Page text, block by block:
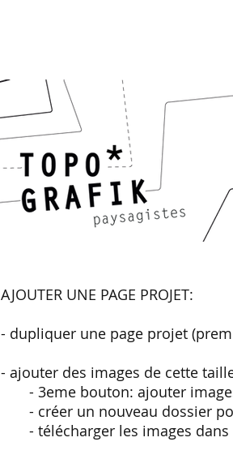
AJOUTER UNE PAGE PROJET:
- dupliquer une page projet
- ajouter des images de cette
- 3eme bouton: ajouter
- créer un nouveau dossier
- télécharger les images dans